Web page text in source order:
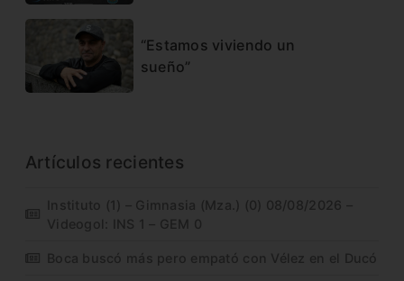
“Estamos viviendo un
sueño”
Artículos recientes
Instituto (1) – Gimnasia (Mza.) (0) 08/08/2026 –
Videogol: INS 1 – GEM 0
Boca buscó más pero empató con Vélez en el Ducó